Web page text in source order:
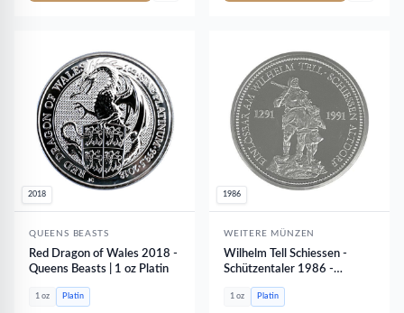
2018
QUEENS BEASTS
Red Dragon of Wales 2018 -
Queens Beasts | 1 oz Platin
1 oz Platin
1986
WEITERE MÜNZEN
Wilhelm Tell Schiessen -
Schützentaler 1986 -
Schweiz | 1 oz Platin
1 oz Platin